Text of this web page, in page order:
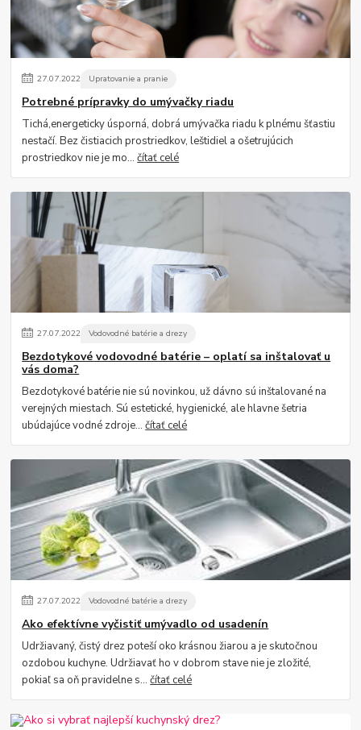
27.07.2022 Upratovanie a pranie
Potrebné prípravky do umývačky riadu
Tichá,energeticky úsporná, dobrá umývačka riadu k plnému šťastiu
nestačí. Bez čistiacich prostriedkov, leštidiel a ošetrujúcich
prostriedkov nie je mo...čítať celé
27.07.2022 Vodovodné batérie a drezy
Bezdotykové vodovodné batérie – oplatí sa inštalovať u
vás doma?
Bezdotykové batérie nie sú novinkou, už dávno sú inštalované na
verejných miestach. Sú estetické, hygienické, ale hlavne šetria
ubúdajúce vodné zdroje...čítať celé
27.07.2022 Vodovodné batérie a drezy
Ako efektívne vyčistiť umývadlo od usadenín
Udržiavaný, čistý drez poteší oko krásnou žiarou a je skutočnou
ozdobou kuchyne. Udržiavať ho v dobrom stave nie je zložité,
pokiaľ sa oň pravidelne s...čítať celé